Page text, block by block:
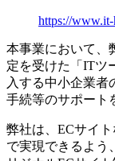
https://www.it-
本事業において、
定を受けた「ITツ
入する中小企業者
手続等のサポート
弊社は、ECサイ
で実現できるよう